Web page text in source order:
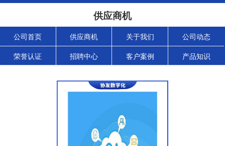
供应商机
公司首页 供应商机 关于我们 公司动态
荣誉认证 招聘中心 客户案例 产品知识